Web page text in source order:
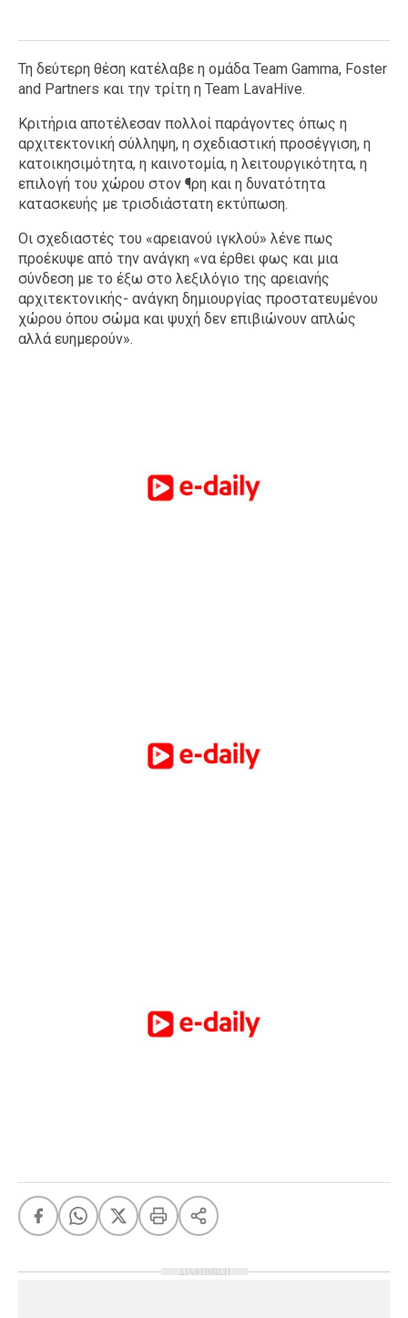
Τη δεύτερη θέση κατέλαβε η ομάδα Team Gamma, Foster
and Partners και την τρίτη η Team LavaHive.
Κριτήρια αποτέλεσαν πολλοί παράγοντες όπως η
αρχιτεκτονική σύλληψη, η σχεδιαστική προσέγγιση, η
κατοικησιμότητα, η καινοτομία, η λειτουργικότητα, η
επιλογή του χώρου στον ¶ρη και η δυνατότητα
κατασκευής με τρισδιάστατη εκτύπωση.
Οι σχεδιαστές του «αρειανού ιγκλού» λένε πως
προέκυψε από την ανάγκη «να έρθει φως και μια
σύνδεση με το έξω στο λεξιλόγιο της αρειανής
αρχιτεκτονικής- ανάγκη δημιουργίας προστατευμένου
χώρου όπου σώμα και ψυχή δεν επιβιώνουν απλώς
αλλά ευημερούν».
ΔΙΑΦΗΜΙΣΗ